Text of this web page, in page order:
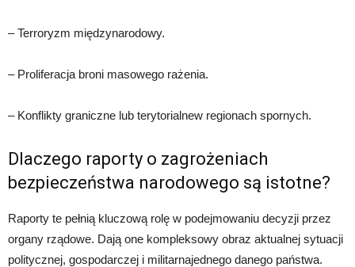
– Terroryzm międzynarodowy.
– Proliferacja broni masowego rażenia.
– Konflikty graniczne lub terytorialnew regionach spornych.
Dlaczego raporty o zagrożeniach
bezpieczeństwa narodowego są istotne?
Raporty te pełnią kluczową rolę w podejmowaniu decyzji przez
organy rządowe. Dają one kompleksowy obraz aktualnej sytuacji
politycznej, gospodarczej i militarnajednego danego państwa.